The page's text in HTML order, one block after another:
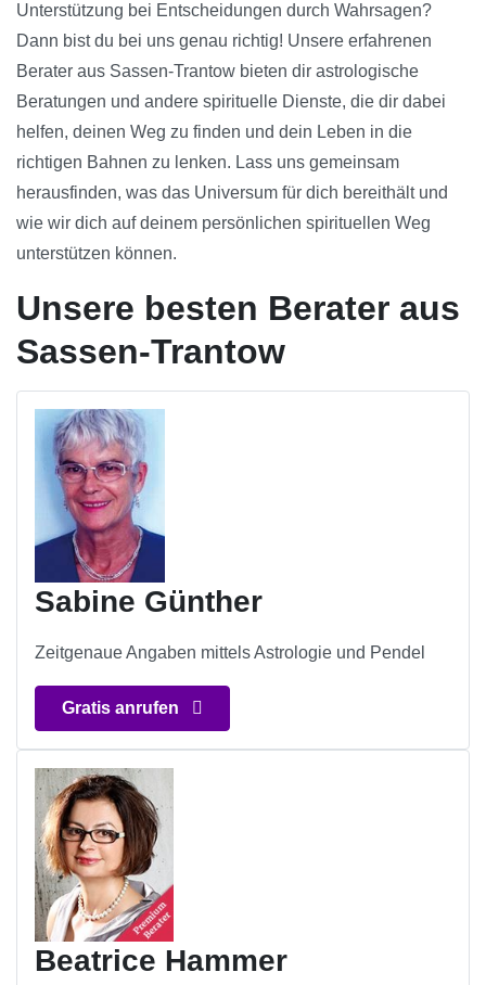
Unterstützung bei Entscheidungen durch Wahrsagen?
Dann bist du bei uns genau richtig! Unsere erfahrenen
Berater aus Sassen-Trantow bieten dir astrologische
Beratungen und andere spirituelle Dienste, die dir dabei
helfen, deinen Weg zu finden und dein Leben in die
richtigen Bahnen zu lenken. Lass uns gemeinsam
herausfinden, was das Universum für dich bereithält und
wie wir dich auf deinem persönlichen spirituellen Weg
unterstützen können.
Unsere besten Berater aus
Sassen-Trantow
Sabine Günther
Zeitgenaue Angaben mittels Astrologie und Pendel
Gratis anrufen
Beatrice Hammer